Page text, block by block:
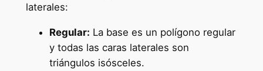
laterales:
Regular: La base es un polígono regular
y todas las caras laterales son
triángulos isósceles.